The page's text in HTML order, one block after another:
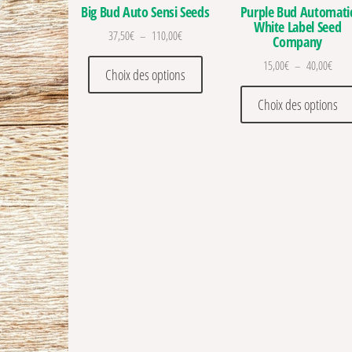
Big Bud Auto Sensi Seeds
37,50€ – 110,00€Plage de prix : 37,50€ à 110,00€
Choix des options
Ce produit a plusieurs
Purple Bud
White Label Seed
Company
15,00€ – 40,00€
Choix des options